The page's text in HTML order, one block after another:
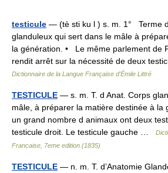
testicule — (tè sti ku l ) s. m. 1° Terme
glanduleux qui sert dans le mâle à
la génération. • Le même parlement de
rendit arrêt sur la nécessité de deux
Dictionnaire de la Langue Française d'Émile Littré
TESTICULE — s. m. T. d Anat. Corps
mâle, à préparer la matière destinée à la
un grand nombre d animaux ont deux
testicule droit. Le testicule gauche …
Francaise, 7eme edition (1835)
TESTICULE — n. m. T. d’Anatomie